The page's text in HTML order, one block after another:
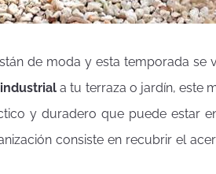
de moda y esta temporada se
industrial a tu terraza o jardín, este
y duradero que puede estar
consiste en recubrir el